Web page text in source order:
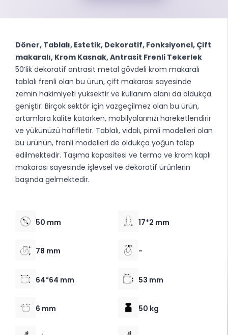
Döner, Tablalı, Estetik, Dekoratif, Fonksiyonel, Çift
makaralı, Krom Kasnak, Antrasit Frenli Tekerlek
50’lik dekoratif antrasit metal gövdeli krom makaralı
tablalı frenli olan bu ürün, çift makarası sayesinde
zemin hakimiyeti yüksektir ve kullanım alanı da oldukça
geniştir. Birçok sektör için vazgeçilmez olan bu ürün,
ortamlara kalite katarken, mobilyalarınızı hareketlendirir
ve yükünüzü hafifletir. Tablalı, vidalı, pimli modelleri olan
bu ürünün, frenli modelleri de oldukça yoğun talep
edilmektedir. Taşıma kapasitesi ve termo ve krom kaplı
makarası sayesinde işlevsel ve dekoratif ürünlerin
başında gelmektedir.
50 mm 17*2 mm
78 mm -
64*64 mm 53 mm
6 mm 50 kg